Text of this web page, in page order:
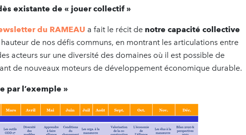
existante de « jouer collectif »
du RAMEAU a fait le récit de notre capacité collective
de nos défis communs, en montrant les articulations entre
acteurs sur une diversité des domaines où il est possible de
de nouveaux moteurs de développement économique durable.
par l’exemple »